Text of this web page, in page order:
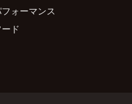
ォーマンス
ド